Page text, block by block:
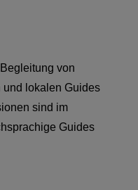
von
lokalen Guides
sind im
Guides